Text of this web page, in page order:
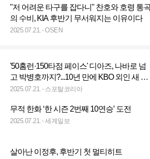
"저 어려운 타구를 잡다니" 찬호와 호령 통
의 수비, KIA 후반기 무서워지는 이유이다
2025.07.21. OSEN
'50홈런·150타점 페이스' 디아즈, 나바로 넘
고 박병호까지?...10년 만에 KBO 외인 새 역
사 쓰나
2025.07.21. 스포탈코리아
무적 한화 ‘한 시즌 2번째 10연승’ 도전
2025.07.21. 세계일보
살아난 이정후, 후반기 첫 멀티히트